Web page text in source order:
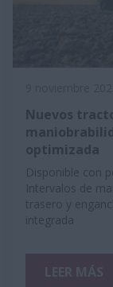
Nuevos
optimizada
Disponible con
Intervalos de
trasero y
integrada